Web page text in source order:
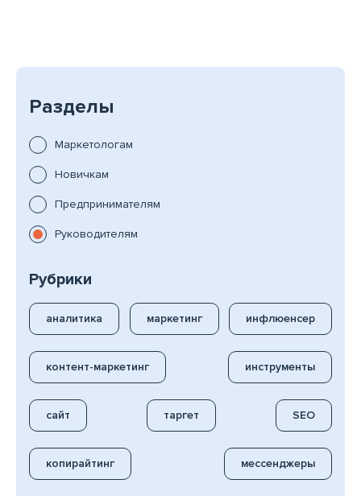
Разделы
Маркетологам
Новичкам
Предпринимателям
Руководителям
Рубрики
аналитика маркетинг инфлюенсер
контент-маркетинг инструменты
сайт таргет SEO
копирайтинг мессенджеры